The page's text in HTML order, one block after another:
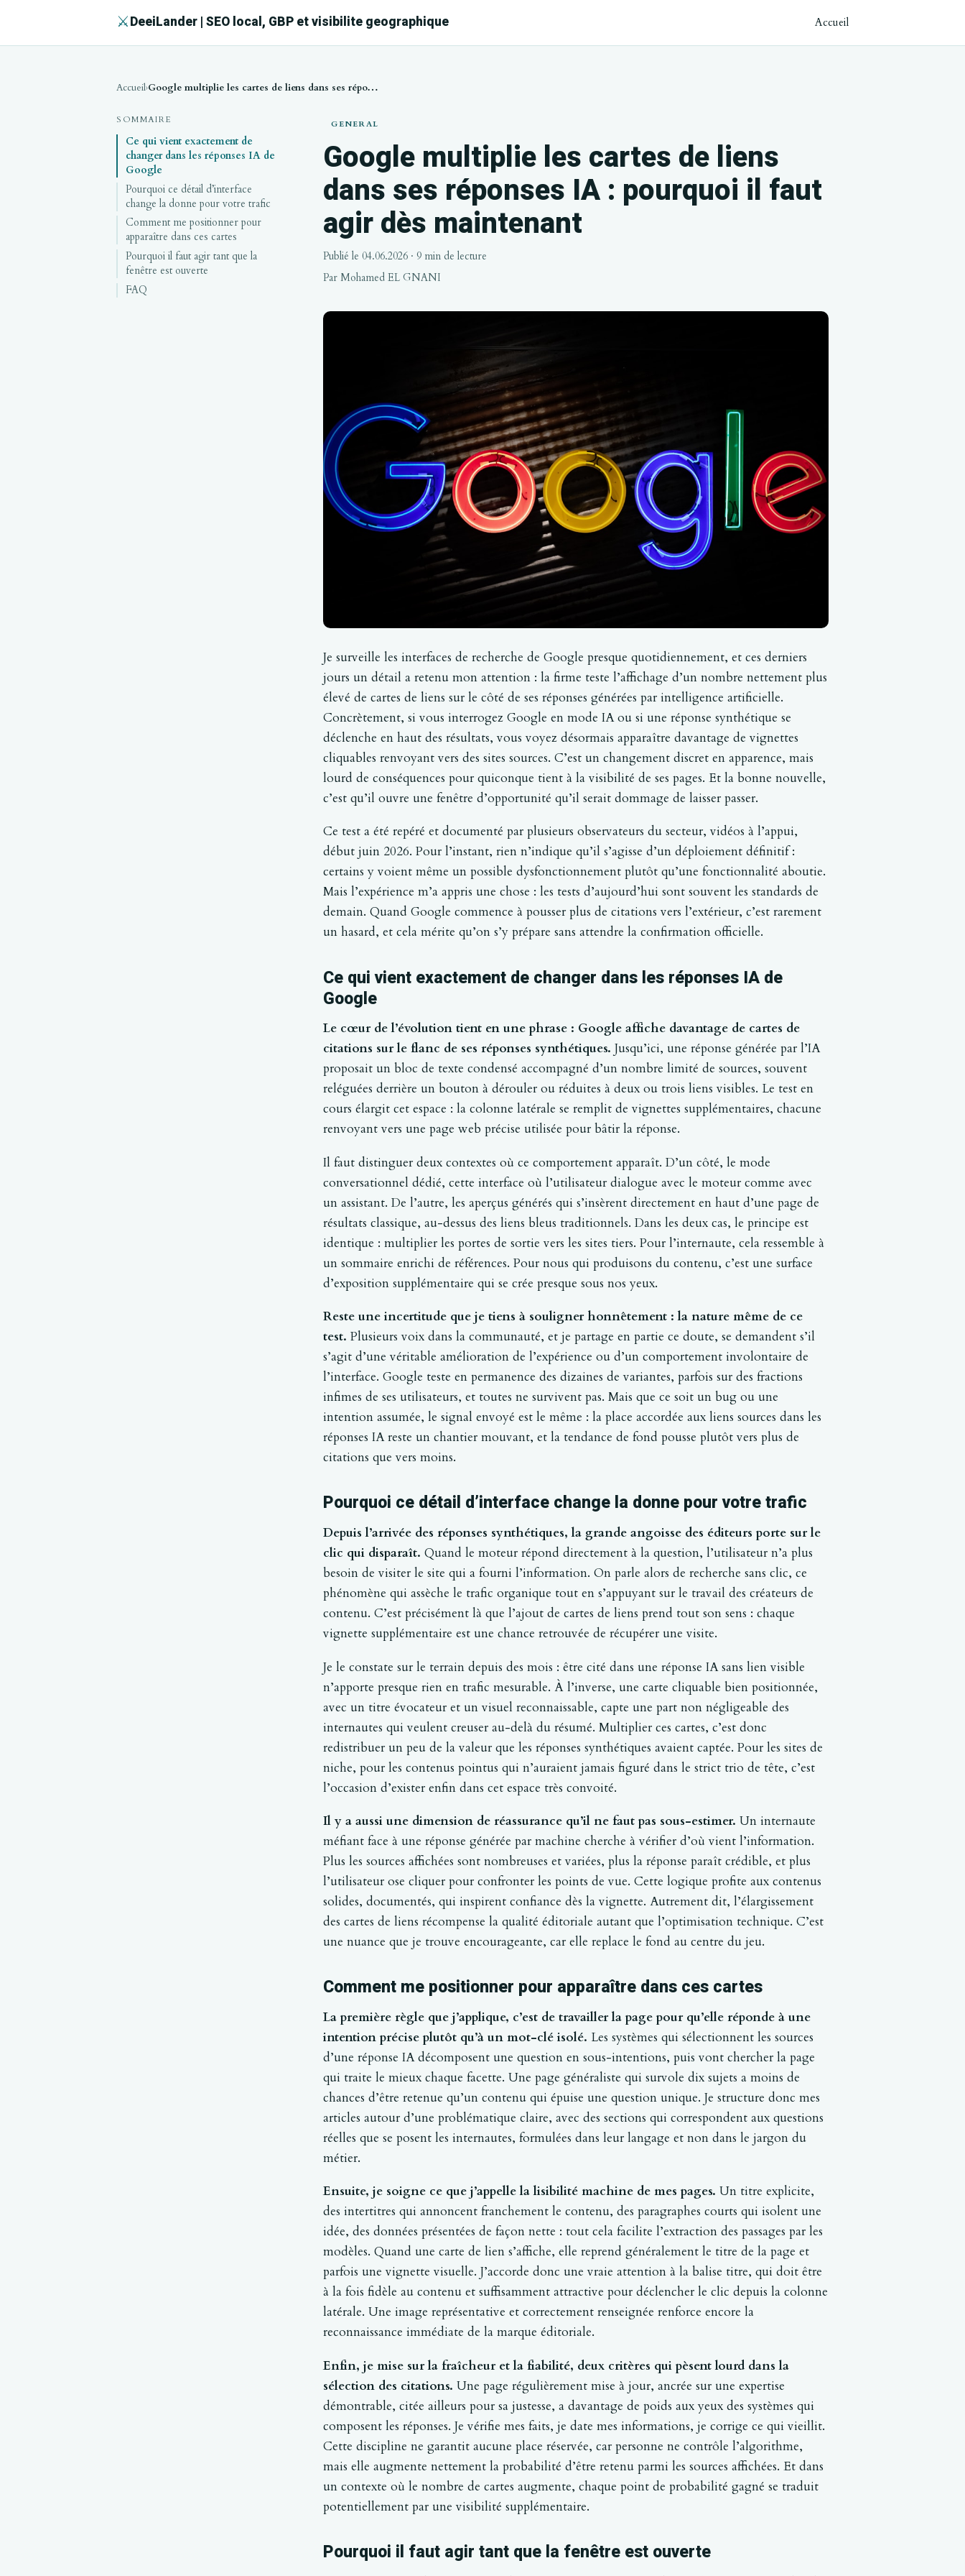
⚔DeeiLander | SEO local, GBP et visibilite geographique Accueil
Accueil Google multiplie les cartes de liens dans ses réponses IA : pourquoi il faut agir dès maintenant
SOMMAIRE
Ce qui vient exactement de
changer dans les réponses IA de
Google
Pourquoi ce détail d’interface
change la donne pour votre trafic
Comment me positionner pour
apparaître dans ces cartes
Pourquoi il faut agir tant que la
fenêtre est ouverte
FAQ
GENERAL
Google multiplie les cartes de liens
dans ses réponses IA : pourquoi il faut
agir dès maintenant
Publié le 04.06.2026 · 9 min de lecture
Par Mohamed EL GNANI
Je surveille les interfaces de recherche de Google presque quotidiennement, et ces derniers
jours un détail a retenu mon attention : la firme teste l’affichage d’un nombre nettement plus
élevé de cartes de liens sur le côté de ses réponses générées par intelligence artificielle.
Concrètement, si vous interrogez Google en mode IA ou si une réponse synthétique se
déclenche en haut des résultats, vous voyez désormais apparaître davantage de vignettes
cliquables renvoyant vers des sites sources. C’est un changement discret en apparence, mais
lourd de conséquences pour quiconque tient à la visibilité de ses pages. Et la bonne nouvelle,
c’est qu’il ouvre une fenêtre d’opportunité qu’il serait dommage de laisser passer.
Ce test a été repéré et documenté par plusieurs observateurs du secteur, vidéos à l’appui,
début juin 2026. Pour l’instant, rien n’indique qu’il s’agisse d’un déploiement définitif :
certains y voient même un possible dysfonctionnement plutôt qu’une fonctionnalité aboutie.
Mais l’expérience m’a appris une chose : les tests d’aujourd’hui sont souvent les standards de
demain. Quand Google commence à pousser plus de citations vers l’extérieur, c’est rarement
un hasard, et cela mérite qu’on s’y prépare sans attendre la confirmation officielle.
Ce qui vient exactement de changer dans les réponses IA de
Google
Le cœur de l’évolution tient en une phrase : Google affiche davantage de cartes de
citations sur le flanc de ses réponses synthétiques. Jusqu’ici, une réponse générée par l’IA
proposait un bloc de texte condensé accompagné d’un nombre limité de sources, souvent
reléguées derrière un bouton à dérouler ou réduites à deux ou trois liens visibles. Le test en
cours élargit cet espace : la colonne latérale se remplit de vignettes supplémentaires, chacune
renvoyant vers une page web précise utilisée pour bâtir la réponse.
Il faut distinguer deux contextes où ce comportement apparaît. D’un côté, le mode
conversationnel dédié, cette interface où l’utilisateur dialogue avec le moteur comme avec
un assistant. De l’autre, les aperçus générés qui s’insèrent directement en haut d’une page de
résultats classique, au-dessus des liens bleus traditionnels. Dans les deux cas, le principe est
identique : multiplier les portes de sortie vers les sites tiers. Pour l’internaute, cela ressemble à
un sommaire enrichi de références. Pour nous qui produisons du contenu, c’est une surface
d’exposition supplémentaire qui se crée presque sous nos yeux.
Reste une incertitude que je tiens à souligner honnêtement : la nature même de ce
test. Plusieurs voix dans la communauté, et je partage en partie ce doute, se demandent s’il
s’agit d’une véritable amélioration de l’expérience ou d’un comportement involontaire de
l’interface. Google teste en permanence des dizaines de variantes, parfois sur des fractions
infimes de ses utilisateurs, et toutes ne survivent pas. Mais que ce soit un bug ou une
intention assumée, le signal envoyé est le même : la place accordée aux liens sources dans les
réponses IA reste un chantier mouvant, et la tendance de fond pousse plutôt vers plus de
citations que vers moins.
Pourquoi ce détail d’interface change la donne pour votre trafic
Depuis l’arrivée des réponses synthétiques, la grande angoisse des éditeurs porte sur le
clic qui disparaît. Quand le moteur répond directement à la question, l’utilisateur n’a plus
besoin de visiter le site qui a fourni l’information. On parle alors de recherche sans clic, ce
phénomène qui assèche le trafic organique tout en s’appuyant sur le travail des créateurs de
contenu. C’est précisément là que l’ajout de cartes de liens prend tout son sens : chaque
vignette supplémentaire est une chance retrouvée de récupérer une visite.
Je le constate sur le terrain depuis des mois : être cité dans une réponse IA sans lien visible
n’apporte presque rien en trafic mesurable. À l’inverse, une carte cliquable bien positionnée,
avec un titre évocateur et un visuel reconnaissable, capte une part non négligeable des
internautes qui veulent creuser au-delà du résumé. Multiplier ces cartes, c’est donc
redistribuer un peu de la valeur que les réponses synthétiques avaient captée. Pour les sites de
niche, pour les contenus pointus qui n’auraient jamais figuré dans le strict trio de tête, c’est
l’occasion d’exister enfin dans cet espace très convoité.
Il y a aussi une dimension de réassurance qu’il ne faut pas sous-estimer. Un internaute
méfiant face à une réponse générée par machine cherche à vérifier d’où vient l’information.
Plus les sources affichées sont nombreuses et variées, plus la réponse paraît crédible, et plus
l’utilisateur ose cliquer pour confronter les points de vue. Cette logique profite aux contenus
solides, documentés, qui inspirent confiance dès la vignette. Autrement dit, l’élargissement
des cartes de liens récompense la qualité éditoriale autant que l’optimisation technique. C’est
une nuance que je trouve encourageante, car elle replace le fond au centre du jeu.
Comment me positionner pour apparaître dans ces cartes
La première règle que j’applique, c’est de travailler la page pour qu’elle réponde à une
intention précise plutôt qu’à un mot-clé isolé. Les systèmes qui sélectionnent les sources
d’une réponse IA décomposent une question en sous-intentions, puis vont chercher la page
qui traite le mieux chaque facette. Une page généraliste qui survole dix sujets a moins de
chances d’être retenue qu’un contenu qui épuise une question unique. Je structure donc mes
articles autour d’une problématique claire, avec des sections qui correspondent aux questions
réelles que se posent les internautes, formulées dans leur langage et non dans le jargon du
métier.
Ensuite, je soigne ce que j’appelle la lisibilité machine de mes pages. Un titre explicite,
des intertitres qui annoncent franchement le contenu, des paragraphes courts qui isolent une
idée, des données présentées de façon nette : tout cela facilite l’extraction des passages par les
modèles. Quand une carte de lien s’affiche, elle reprend généralement le titre de la page et
parfois une vignette visuelle. J’accorde donc une vraie attention à la balise titre, qui doit être
à la fois fidèle au contenu et suffisamment attractive pour déclencher le clic depuis la colonne
latérale. Une image représentative et correctement renseignée renforce encore la
reconnaissance immédiate de la marque éditoriale.
Enfin, je mise sur la fraîcheur et la fiabilité, deux critères qui pèsent lourd dans la
sélection des citations. Une page régulièrement mise à jour, ancrée sur une expertise
démontrable, citée ailleurs pour sa justesse, a davantage de poids aux yeux des systèmes qui
composent les réponses. Je vérifie mes faits, je date mes informations, je corrige ce qui vieillit.
Cette discipline ne garantit aucune place réservée, car personne ne contrôle l’algorithme,
mais elle augmente nettement la probabilité d’être retenu parmi les sources affichées. Et dans
un contexte où le nombre de cartes augmente, chaque point de probabilité gagné se traduit
potentiellement par une visibilité supplémentaire.
Pourquoi il faut agir tant que la fenêtre est ouverte